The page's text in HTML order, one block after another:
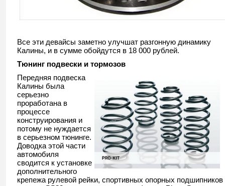
Все эти девайсы заметно улучшат разгонную динамику
Калины, и в сумме обойдутся в 18 000 рублей.
Тюнинг подвески и тормозов
Передняя подвеска
Калины была
серьезно
проработана в
процессе
конструирования и
потому не нуждается
в серьезном тюнинге.
Доводка этой части
автомобиля
сводится к установке
дополнительного
крепежа рулевой рейки, спортивных опорных подшипников